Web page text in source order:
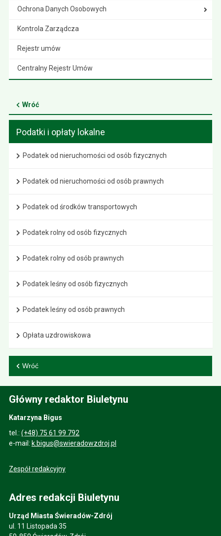
Ochrona Danych Osobowych
Kontrola Zarządcza
Rejestr umów
Centralny Rejestr Umów
Wróć
Podatki i opłaty lokalne
Podatek od nieruchomości od osób fizycznych
Podatek od nieruchomości od osób prawnych
Podatek od środków transportowych
Podatek rolny od osób fizycznych
Podatek rolny od osób prawnych
Podatek leśny od osób fizycznych
Podatek leśny od osób prawnych
Opłata uzdrowiskowa
Wróć
Główny redaktor Biuletynu
Katarzyna Bigus
tel.: (+48) 75 61 99 792
e-mail: k.bigus@swieradowzdroj.pl
Zespół redakcyjny
Adres redakcji Biuletynu
Urząd Miasta Świeradów-Zdrój
ul. 11 Listopada 35